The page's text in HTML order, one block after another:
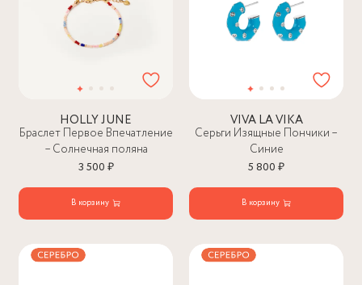
HOLLY JUNE
Браслет Первое Впечатление
– Солнечная поляна
3 500 ₽
В корзину
VIVA LA VIKA
Серьги Изящные Пончики –
Синие
5 800 ₽
В корзину